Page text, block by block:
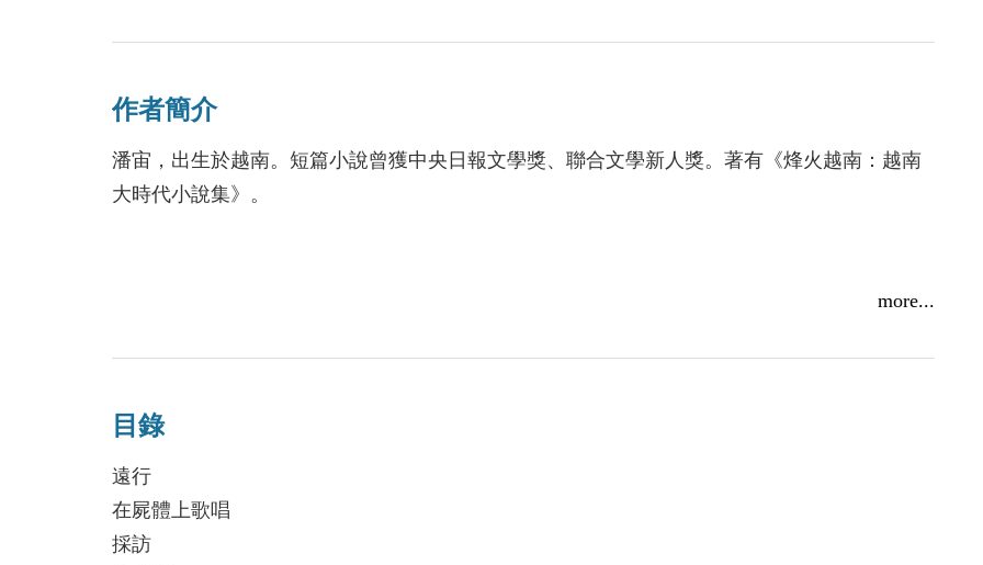
在越戰結束後的亂世現場。
作者簡介
潘宙，出生於越南。短篇小說曾獲中央日報文學獎、聯合文學新人獎。著有《烽火越南：越南
大時代小說集》。
more...
目錄
遠行
在屍體上歌唱
採訪